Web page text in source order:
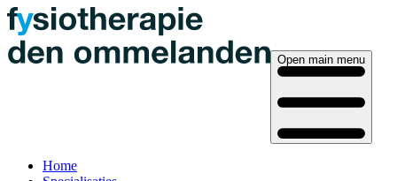
Open main menu
Home